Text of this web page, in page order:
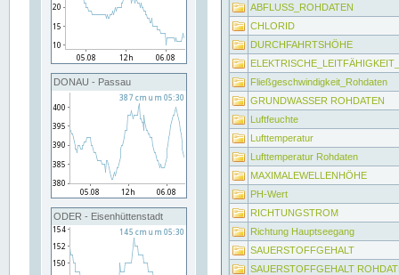
DONAU - Passau
ODER - Eisenhüttenstadt
ABFLUSS_ROHDATEN
CHLORID
DURCHFAHRTSHÖHE
Fließgeschwindigkeit_Rohdaten
GRUNDWASSER ROHDATEN
Luftfeuchte
Lufttemperatur
Lufttemperatur Rohdaten
MAXIMALEWELLENHÖHE
PH-Wert
RICHTUNGSTROM
Richtung Hauptseegang
SAUERSTOFFGEHALT
SAUERSTOFFGEHALT